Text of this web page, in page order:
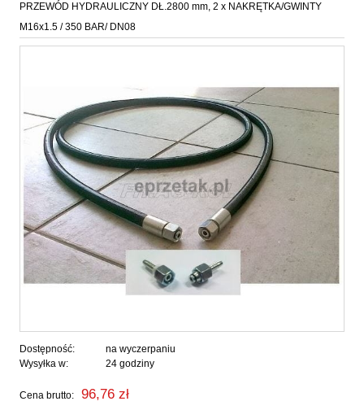
PRZEWÓD HYDRAULICZNY DŁ.2800 mm, 2 x NAKRĘTKA/GWINTY
M16x1.5 / 350 BAR/ DN08
Dostępność:
na wyczerpaniu
Wysyłka w:
24 godziny
Cena brutto: 96,76 zł